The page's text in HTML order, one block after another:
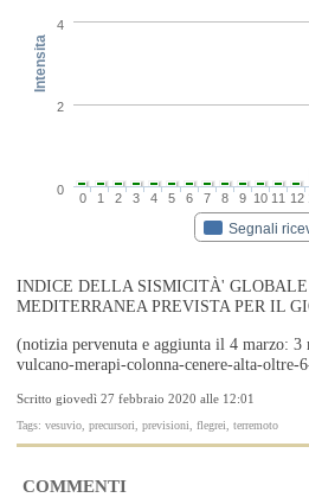
Intensita
Segnali
0 1 2 3 4 5 6 7 8 9 10 11 12
0
2
4
INDICE DELLA SISMICITÀ'
MEDITERRANEA PREVISTA PER IL
(notizia pervenuta e aggiunta il 4 marzo: 3
vulcano-merapi-colonna-cenere-alta-oltre-
Scritto giovedì 27 febbraio 2020 alle 12:01
Tags: vesuvio, precursori, previsioni, flegrei, terremoto
COMMENTI